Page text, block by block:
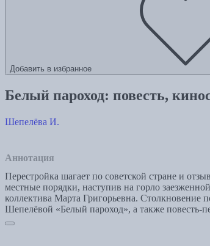
Добавить в избранное
Белый пароход: повесть,
Шепелёва И.
Аннотация
Перестройка шагает по советской стране и
местные порядки, наступив на горло
коллектива Марта Григорьевна.
Шепелёвой «Белый пароход», а также повесть-